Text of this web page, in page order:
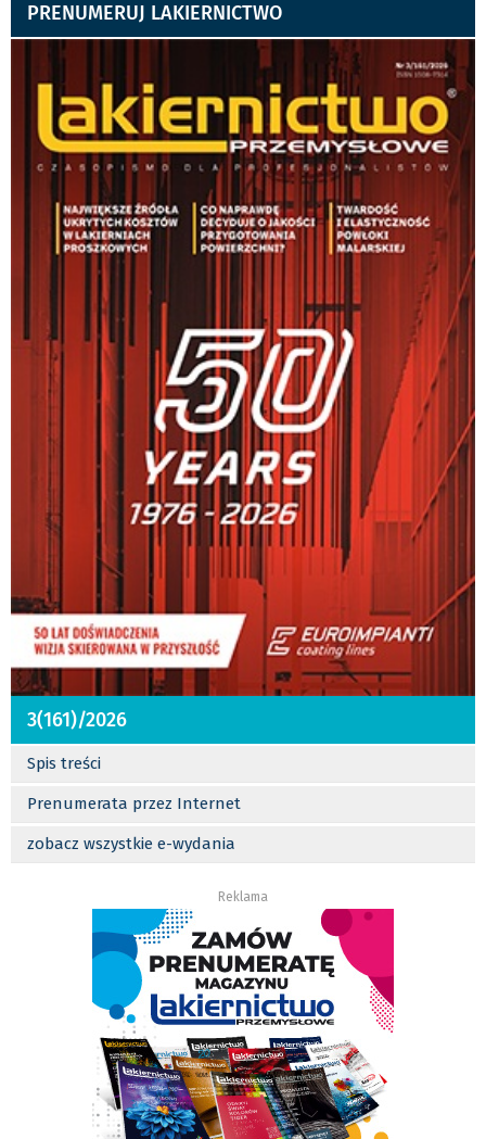
PRENUMERUJ LAKIERNICTWO
3(161)/2026
Spis treści
Prenumerata przez Internet
zobacz wszystkie e-wydania
Reklama